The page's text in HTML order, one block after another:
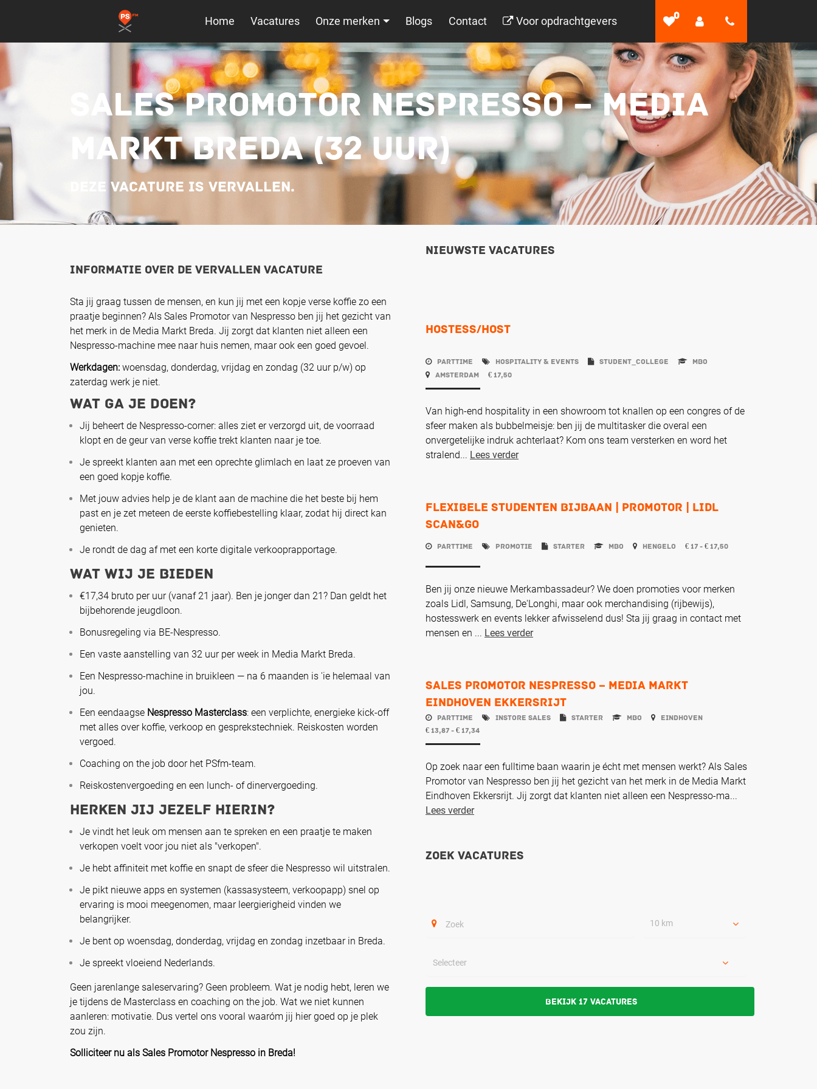
Home Vacatures Onze merken Blogs Contact Voor opdrachtgevers 0
SALES PROMOTOR NESPRESSO – MEDIA
MARKT BREDA (32 UUR)
Deze vacature is vervallen.
Informatie over de vervallen vacature
Sta jij graag tussen de mensen, en kun jij met een kopje verse koffie zo een
praatje beginnen? Als Sales Promotor van Nespresso ben jij het gezicht van
het merk in de Media Markt Breda. Jij zorgt dat klanten niet alleen een
Nespresso-machine mee naar huis nemen, maar ook een goed gevoel.
Werkdagen: woensdag, donderdag, vrijdag en zondag (32 uur p/w) op
zaterdag werk je niet.
Wat ga je doen?
Jij beheert de Nespresso-corner: alles ziet er verzorgd uit, de voorraad
klopt en de geur van verse koffie trekt klanten naar je toe.
Je spreekt klanten aan met een oprechte glimlach en laat ze proeven van
een goed kopje koffie.
Met jouw advies help je de klant aan de machine die het beste bij hem
past en je zet meteen de eerste koffiebestelling klaar, zodat hij direct kan
genieten.
Je rondt de dag af met een korte digitale verkooprapportage.
Wat wij je bieden
€17,34 bruto per uur (vanaf 21 jaar). Ben je jonger dan 21? Dan geldt het
bijbehorende jeugdloon.
Bonusregeling via BE-Nespresso.
Een vaste aanstelling van 32 uur per week in Media Markt Breda.
Een Nespresso-machine in bruikleen — na 6 maanden is 'ie helemaal van
jou.
Een eendaagse Nespresso Masterclass: een verplichte, energieke kick-off
met alles over koffie, verkoop en gesprekstechniek. Reiskosten worden
vergoed.
Coaching on the job door het PSfm-team.
Reiskostenvergoeding en een lunch- of dinervergoeding.
Herken jij jezelf hierin?
Je vindt het leuk om mensen aan te spreken en een praatje te maken
verkopen voelt voor jou niet als "verkopen".
Je hebt affiniteit met koffie en snapt de sfeer die Nespresso wil uitstralen.
Je pikt nieuwe apps en systemen (kassasysteem, verkoopapp) snel op
ervaring is mooi meegenomen, maar leergierigheid vinden we
belangrijker.
Je bent op woensdag, donderdag, vrijdag en zondag inzetbaar in Breda.
Je spreekt vloeiend Nederlands.
Geen jarenlange saleservaring? Geen probleem. Wat je nodig hebt, leren we
je tijdens de Masterclass en coaching on the job. Wat we niet kunnen
aanleren: motivatie. Dus vertel ons vooral waaróm jij hier goed op je plek
zou zijn.
Solliciteer nu als Sales Promotor Nespresso in Breda!
Nieuwste vacatures
Hostess/Host
Parttime Hospitality & Events student_college
MBO
Amsterdam
€ 17,50
Van high-end hospitality in een showroom tot knallen op een congres of de
sfeer maken als bubbelmeisje: ben jij de multitasker die overal een
onvergetelijke indruk achterlaat? Kom ons team versterken en word het
stralend... Lees verder
Flexibele studenten Bijbaan | Promotor | Lidl
Scan&Go
Parttime Promotie Starter MBO Hengelo € 17 - € 17,50
Ben jij onze nieuwe Merkambassadeur? We doen promoties voor merken
zoals Lidl, Samsung, De'Longhi, maar ook merchandising (rijbewijs),
hostesswerk en events lekker afwisselend dus! Sta jij graag in contact met
mensen en ... Lees verder
Sales Promotor Nespresso – Media Markt
Eindhoven Ekkersrijt
Parttime Instore Sales Starter MBO Eindhoven
€ 13,87 - € 17,34
Op zoek naar een fulltime baan waarin je écht met mensen werkt? Als Sales
Promotor van Nespresso ben jij het gezicht van het merk in de Media Markt
Eindhoven Ekkersrijt. Jij zorgt dat klanten niet alleen een Nespresso-ma...
Lees verder
Zoek vacatures
10 km
Bekijk 17 vacatures